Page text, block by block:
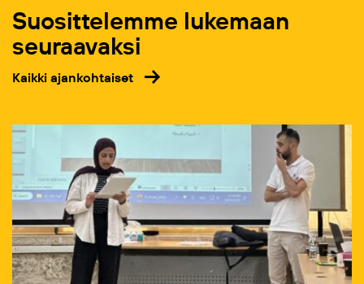
Suosittelemme lukemaan
seuraavaksi
Kaikki ajankohtaiset